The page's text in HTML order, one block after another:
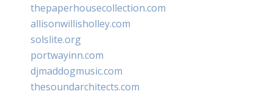
thepaperhousecollection.com
allisonwillisholley.com
solslite.org
portwayinn.com
djmaddogmusic.com
thesoundarchitects.com